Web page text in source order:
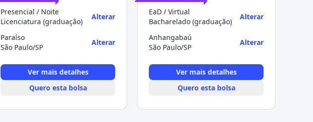
Presencial / Noite
Licenciatura (graduação)
Alterar
Paraíso
São Paulo/SP
Alterar
Ver mais detalhes
Quero esta bolsa
EaD / Virtual
Bacharelado (graduação)
Alterar
Anhangabaú
São Paulo/SP
Alterar
Ver mais detalhes
Quero esta bolsa